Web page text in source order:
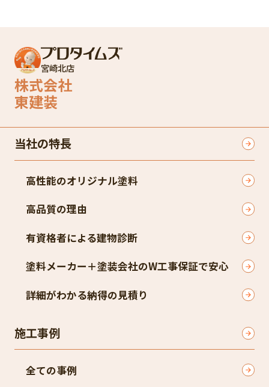
宮崎北店
株式会社
東建装
当社の特長
高性能のオリジナル塗料
高品質の理由
有資格者による建物診断
塗料メーカー＋塗装会社のW工事保証で安心
詳細がわかる納得の見積り
施工事例
全ての事例